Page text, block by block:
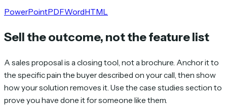
PowerPointPDFWordHTML
Sell the outcome, not the feature list
A sales proposal is a closing tool, not a brochure. Anchor it to
the specific pain the buyer described on your call, then show
how your solution removes it. Use the case studies section to
prove you have done it for someone like them.